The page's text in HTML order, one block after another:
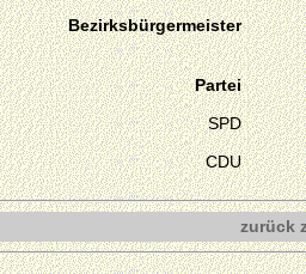
Bezirksbürgermeister
Partei
SPD
CDU
zurück